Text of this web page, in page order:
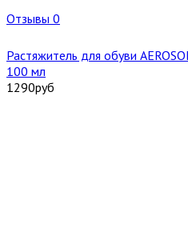
Отзывы 0
Растяжитель для обуви
100 мл
1290руб